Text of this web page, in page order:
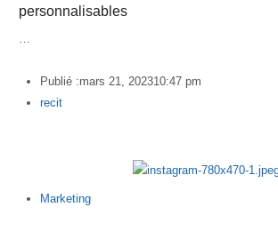
personnalisables
Publié :mars 21, 202310:47 pm
Author
recit
Marketing